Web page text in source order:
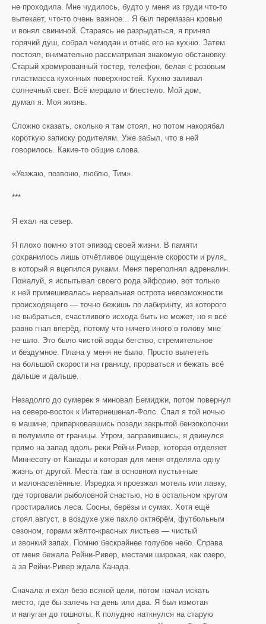
не проходила. Мне чудилось, будто у меня из груди что-то
вытекает, что-то очень важное... Я был перемазан кровью
и вонял свининой. Стараясь не разрыдаться, я принял
горячий душ, собрал чемодан и отнёс его на кухню. Затем
постоял, внимательно рассматривая знакомую обстановку.
Старый хромированный тостер, телефон, белая с розовым
пластмасса кухонных поверхностей. Кухню заливал
солнечный свет. Всё мерцало и блестело. Мой дом,
думал я. Моя жизнь.
Сложно сказать, сколько я там стоял, но потом накорябал
короткую записку родителям. Уже забыл, что в ней
говорилось. Какие-то общие слова.
«Уезжаю, позвоню, люблю, Тим».
***
Я ехал на север.
Я плохо помню этот эпизод своей жизни. В памяти
сохранилось лишь отчётливое ощущение скорости и руля,
в который я вцепился руками. Меня переполнял адреналин.
Пожалуй, я испытывал своего рода эйфорию, вот только
к ней примешивалась нереальная острота невозможности
происходящего — точно бежишь по лабиринту, из которого
не выбраться, счастливого исхода быть не может, но я всё
равно гнал вперёд, потому что ничего иного в голову мне
не шло. Это было чистой воды бегство, стремительное
и бездумное. Плана у меня не было. Просто вылететь
на большой скорости на границу, прорваться и бежать всё
дальше и дальше.
Незадолго до сумерек я миновал Бемиджи, потом повернул
на северо-восток к Интернешенал-Фолс. Спал я той ночью
в машине, припарковавшись позади закрытой бензоколонки
в полумиле от границы. Утром, заправившись, я двинулся
прямо на запад вдоль реки Рейни-Ривер, которая отделяет
Миннесоту от Канады и которая для меня отделяла одну
жизнь от другой. Места там в основном пустынные
и малонаселённые. Изредка я проезжал мотель или лавку,
где торговали рыболовной снастью, но в остальном кругом
простирались леса. Сосны, берёзы и сумах. Хотя ещё
стоял август, в воздухе уже пахло октябрём, футбольным
сезоном, горами жёлто-красных листьев — чистый
и звонкий запах. Помню бескрайнее голубое небо. Справа
от меня бежала Рейни-Ривер, местами широкая, как озеро,
а за Рейни-Ривер ждала Канада.
Сначала я ехал безо всякой цели, потом начал искать
место, где бы залечь на день или два. Я был измотан
и напуган до тошноты. К полудню наткнулся на старую